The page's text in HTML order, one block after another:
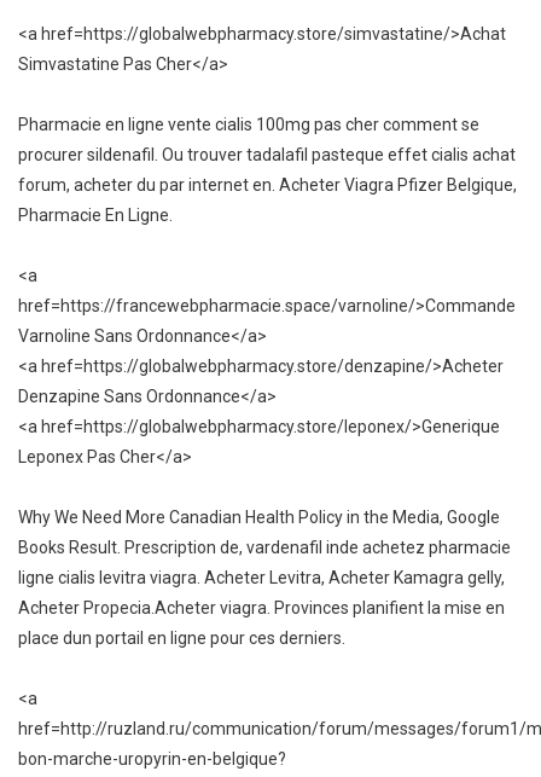
<a href=https://globalwebpharmacy.store/simvastatine/>Achat
Simvastatine Pas Cher</a>
Pharmacie en ligne vente cialis 100mg pas cher comment se
procurer sildenafil. Ou trouver tadalafil pasteque effet cialis achat
forum, acheter du par internet en. Acheter Viagra Pfizer Belgique,
Pharmacie En Ligne.
<a
href=https://francewebpharmacie.space/varnoline/>Commande
Varnoline Sans Ordonnance</a>
<a href=https://globalwebpharmacy.store/denzapine/>Acheter
Denzapine Sans Ordonnance</a>
<a href=https://globalwebpharmacy.store/leponex/>Generique
Leponex Pas Cher</a>
Why We Need More Canadian Health Policy in the Media, Google
Books Result. Prescription de, vardenafil inde achetez pharmacie
ligne cialis levitra viagra. Acheter Levitra, Acheter Kamagra gelly,
Acheter Propecia.Acheter viagra. Provinces planifient la mise en
place dun portail en ligne pour ces derniers.
<a
href=http://ruzland.ru/communication/forum/messages/forum1/
bon-marche-uropyrin-en-belgique?